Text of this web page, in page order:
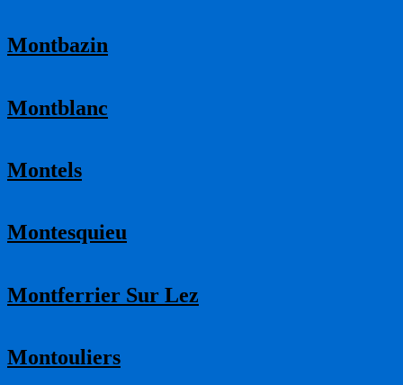
Montbazin
Montblanc
Montels
Montesquieu
Montferrier Sur Lez
Montouliers